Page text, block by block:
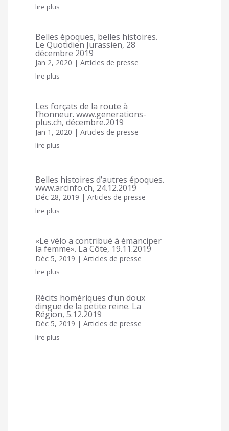
Par ici la galerie...
lire plus
Belles époques, belles histoires.
Le Quotidien Jurassien, 28
décembre 2019
Jan 2, 2020 |Articles de presse
lire plus
Les forçats de la route à
l’honneur. www.generations-
plus.ch, décembre.2019
Jan 1, 2020 |Articles de presse
lire plus
Belles histoires d’autres époques.
www.arcinfo.ch, 24.12.2019
Déc 28, 2019 |Articles de presse
lire plus
«Le vélo a contribué à émanciper
la femme». La Côte, 19.11.2019
Déc 5, 2019 |Articles de presse
lire plus
Récits homériques d’un doux
dingue de la petite reine. La
Région, 5.12.2019
Déc 5, 2019 |Articles de presse
lire plus